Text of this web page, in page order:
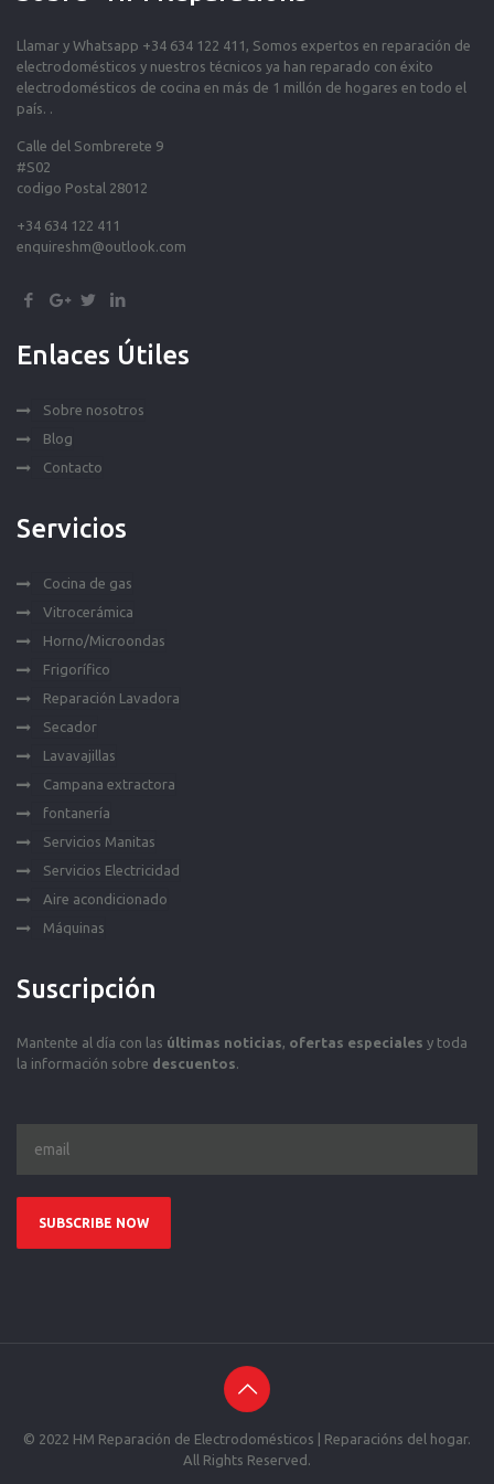
Llamar y Whatsapp +34 634 122 411, Somos expertos en reparación de
electrodomésticos y nuestros técnicos ya han reparado con éxito
electrodomésticos de cocina en más de 1 millón de hogares en todo el
país. .
Calle del Sombrerete 9
#S02
codigo Postal 28012
+34 634 122 411
enquireshm@outlook.com
Enlaces Útiles
Sobre nosotros
Blog
Contacto
Servicios
Cocina de gas
Vitrocerámica
Horno/Microondas
Frigorífico
Reparación Lavadora
Secador
Lavavajillas
Campana extractora
fontanería
Servicios Manitas
Servicios Electricidad
Aire acondicionado
Máquinas
Suscripción
Mantente al día con las últimas noticias, ofertas especiales y toda
la información sobre descuentos.
© 2022 HM Reparación de Electrodomésticos | Reparacións del hogar.
All Rights Reserved.